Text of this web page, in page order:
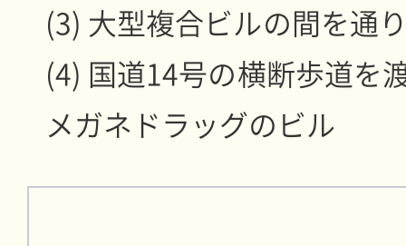
(3) 大型複合ビルの間を通
(4) 国道14号の横断歩道を
メガネドラッグのビル